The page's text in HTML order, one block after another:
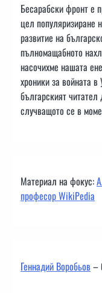
Бесарабски фронт е
цел популяризиране
развитие на
пълномащабното
насочихме нашата
хроники за войната
българският
случващото се в
Материал на фокус:
професор WikiPedia
Геннадий Воробьов–